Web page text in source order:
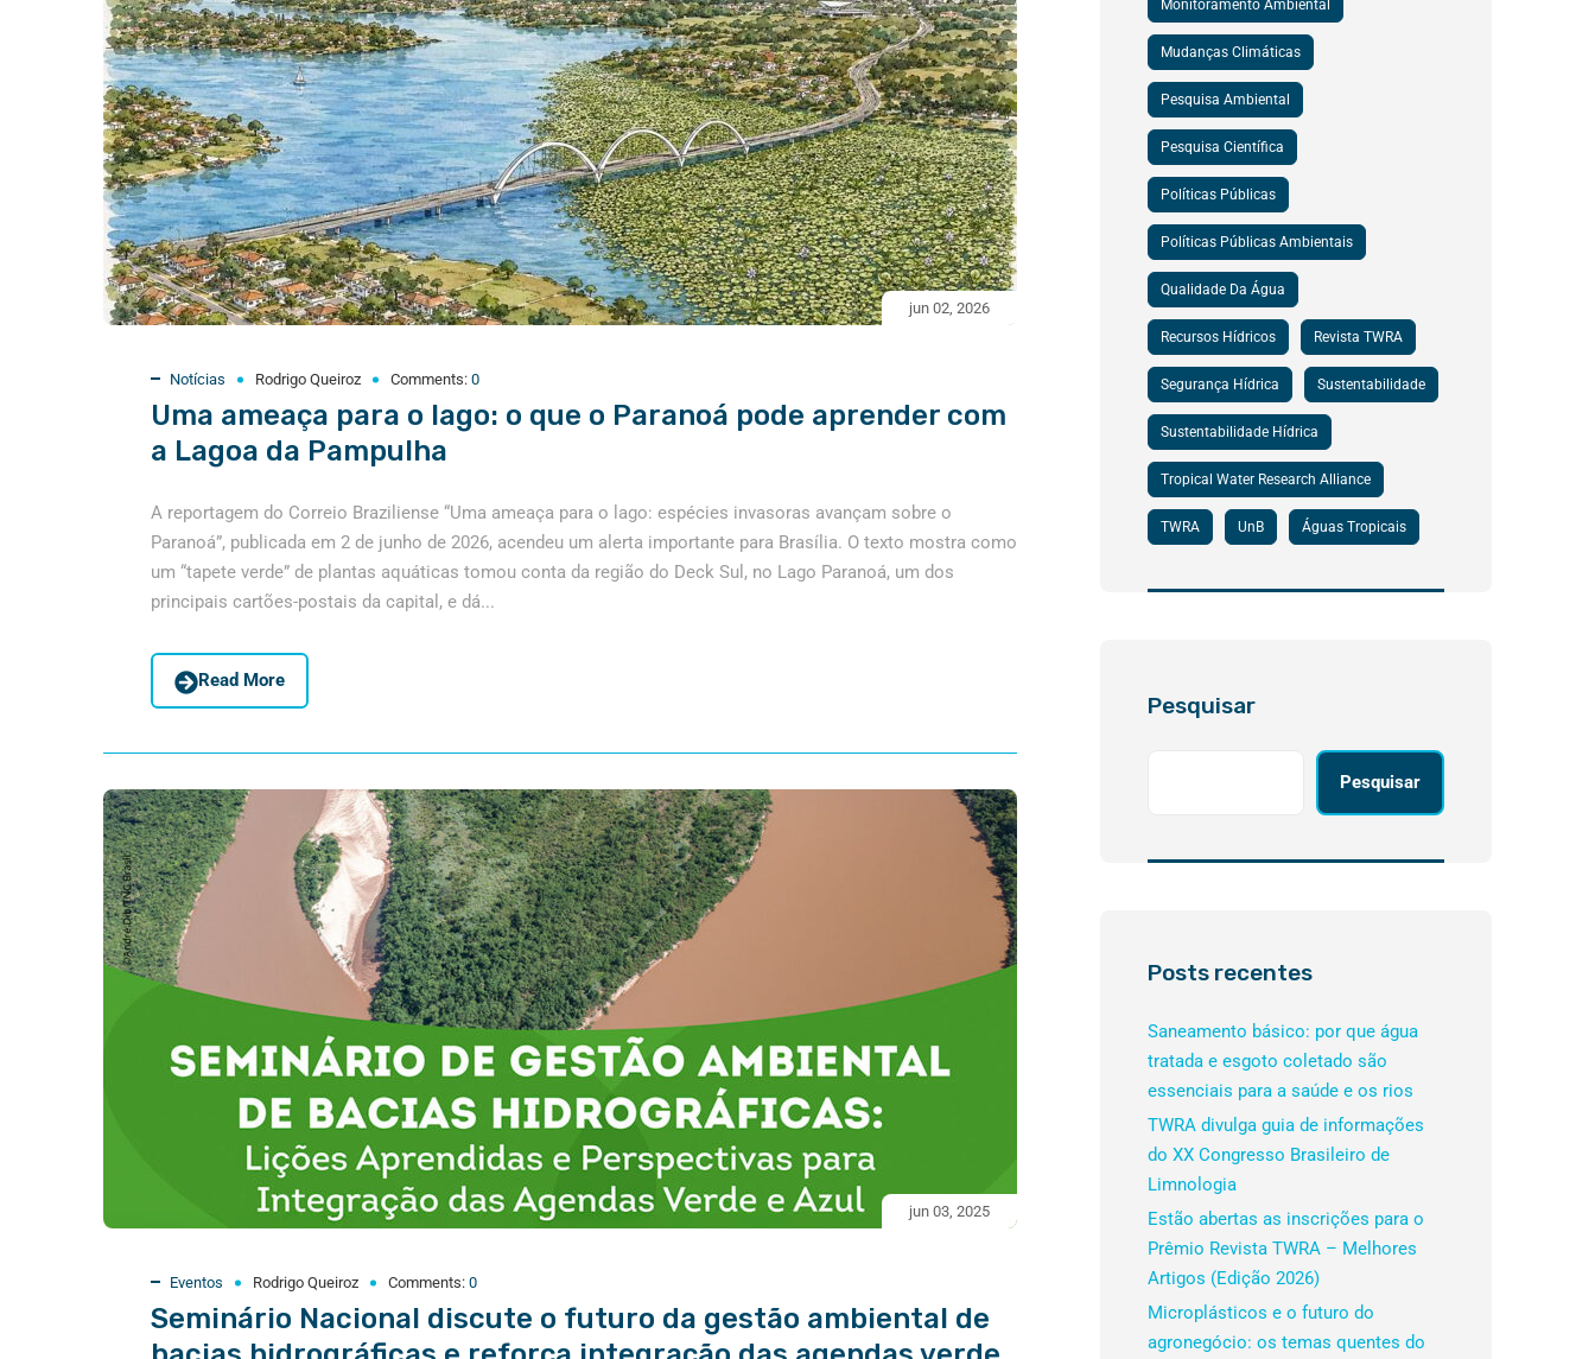
jun 02, 2026
Notícias Rodrigo Queiroz Comments: 0
Uma ameaça para o lago: o que o Paranoá pode aprender com
a Lagoa da Pampulha
A reportagem do Correio Braziliense “Uma ameaça para o lago: espécies invasoras avançam sobre o
Paranoá”, publicada em 2 de junho de 2026, acendeu um alerta importante para Brasília. O texto mostra como
um “tapete verde” de plantas aquáticas tomou conta da região do Deck Sul, no Lago Paranoá, um dos
principais cartões-postais da capital, e dá...
Read More
jun 03, 2025
Eventos Rodrigo Queiroz Comments: 0
Seminário Nacional discute o futuro da gestão ambiental de
Monitoramento Ambiental
Mudanças Climáticas
Pesquisa Ambiental
Pesquisa Científica
Políticas Públicas
Políticas Públicas Ambientais
Qualidade Da Água
Recursos Hídricos Revista TWRA
Segurança Hídrica Sustentabilidade
Sustentabilidade Hídrica
Tropical Water Research Alliance
TWRA UnB Águas Tropicais
Pesquisar
Pesquisar
Posts recentes
Saneamento básico: por que água
tratada e esgoto coletado são
essenciais para a saúde e os rios
TWRA divulga guia de informações
do XX Congresso Brasileiro de
Limnologia
Estão abertas as inscrições para o
Prêmio Revista TWRA – Melhores
Artigos (Edição 2026)
Microplásticos e o futuro do
agronegócio: os temas quentes do